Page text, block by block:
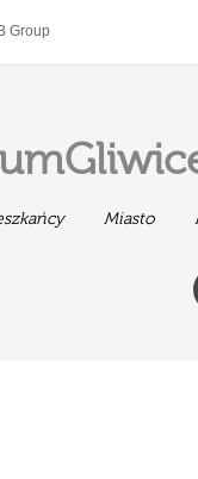
Group
Miasto